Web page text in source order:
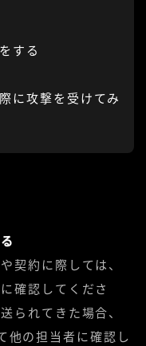
する
に攻撃を受けてみ
契約に際しては、
確認してくださ
られてきた場合、
の担当者に確認し